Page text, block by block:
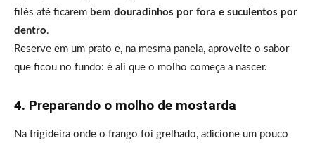
filés até ficarem bem douradinhos por fora e suculentos por
dentro.
Reserve em um prato e, na mesma panela, aproveite o sabor
que ficou no fundo: é ali que o molho começa a nascer.
4. Preparando o molho de mostarda
Na frigideira onde o frango foi grelhado, adicione um pouco